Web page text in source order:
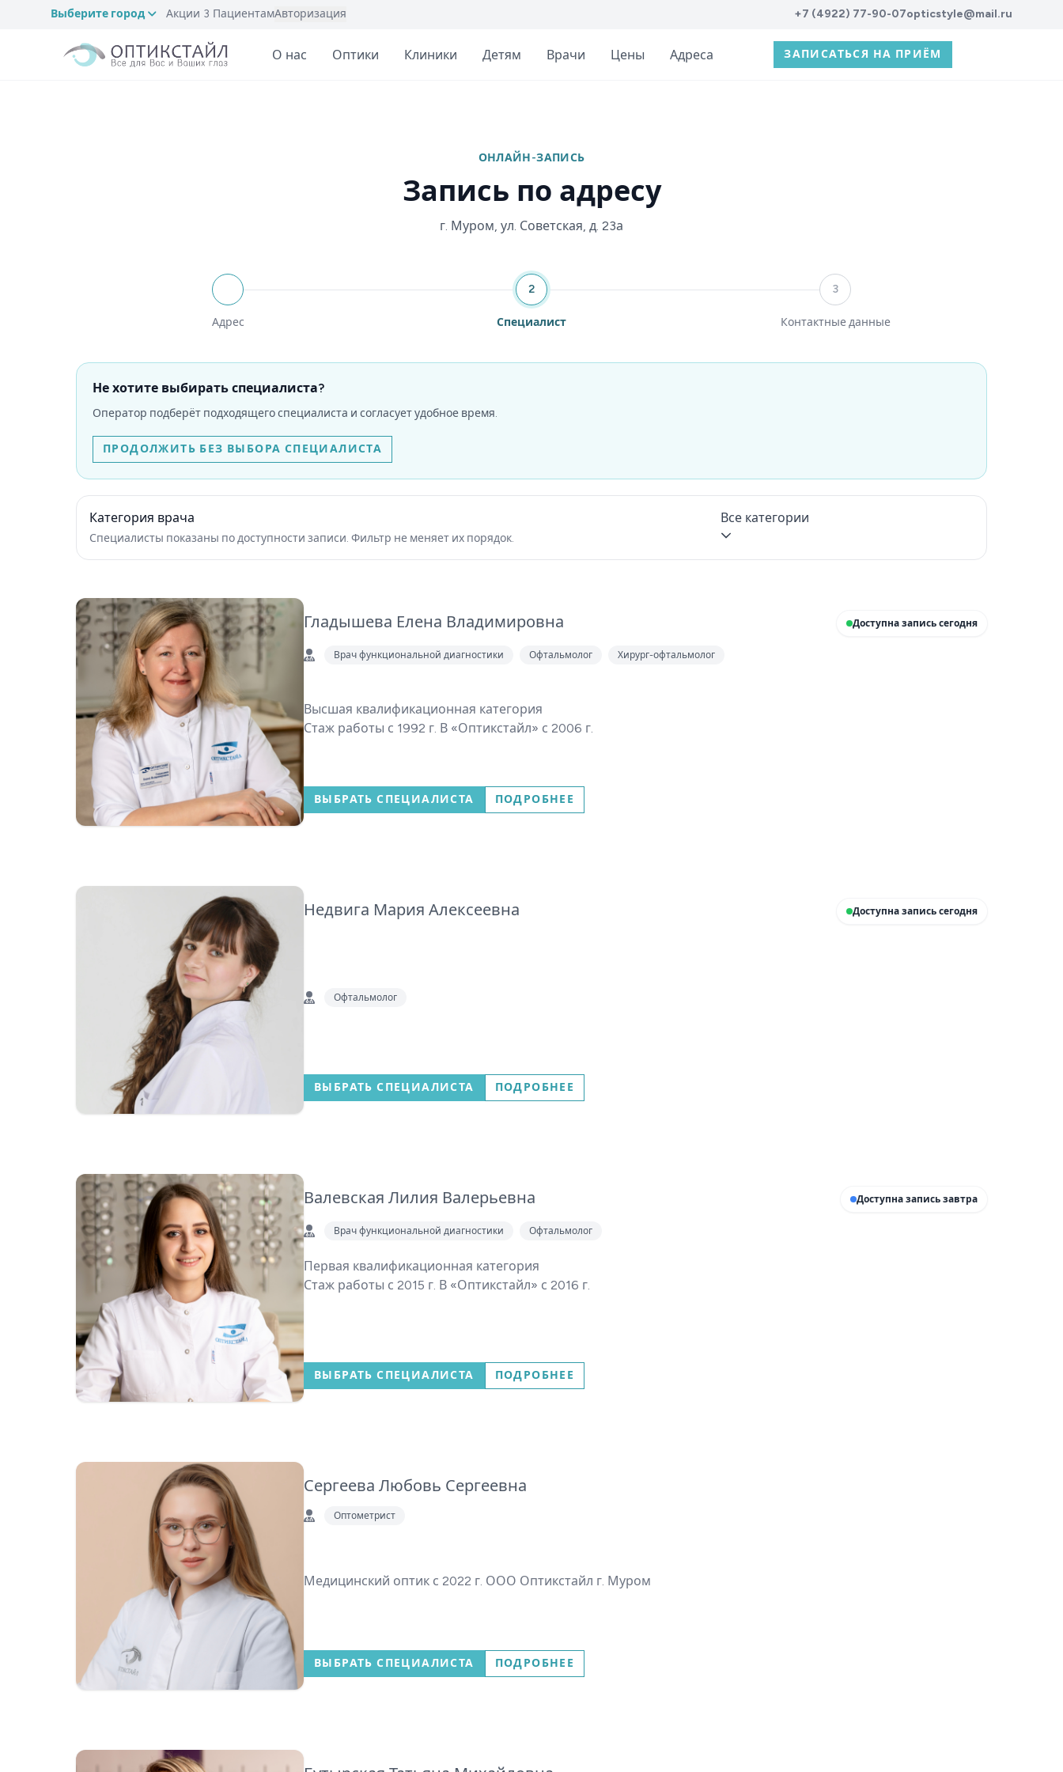
Выберите город Акции 3 ПациентамАвторизация +7 (4922) 77-90-07opticstyle@mail.ru
О нас Оптики Клиники Детям Врачи Цены Адреса ЗАПИСАТЬСЯ НА ПРИЁМ
ОНЛАЙН-ЗАПИСЬ
Запись по адресу
г. Муром, ул. Советская, д. 23а
Адрес
2
Специалист
3
Контактные данные
Не хотите выбирать специалиста?
Оператор подберёт подходящего специалиста и согласует удобное время.
ПРОДОЛЖИТЬ БЕЗ ВЫБОРА СПЕЦИАЛИСТА
Категория врача
Специалисты показаны по доступности записи. Фильтр не меняет их порядок.
Все категории
Гладышева Елена Владимировна Доступна запись сегодня
Врач функциональной диагностики Офтальмолог Хирург-офтальмолог
Высшая квалификационная категория
Стаж работы с 1992 г. В «Оптикстайл» с 2006 г.
ВЫБРАТЬ СПЕЦИАЛИСТА ПОДРОБНЕЕ
Недвига Мария Алексеевна Доступна запись сегодня
Офтальмолог
ВЫБРАТЬ СПЕЦИАЛИСТА ПОДРОБНЕЕ
Валевская Лилия Валерьевна Доступна запись завтра
Врач функциональной диагностики Офтальмолог
Первая квалификационная категория
Стаж работы с 2015 г. В «Оптикстайл» с 2016 г.
ВЫБРАТЬ СПЕЦИАЛИСТА ПОДРОБНЕЕ
Сергеева Любовь Сергеевна
Оптометрист
Медицинский оптик с 2022 г. ООО Оптикстайл г. Муром
ВЫБРАТЬ СПЕЦИАЛИСТА ПОДРОБНЕЕ